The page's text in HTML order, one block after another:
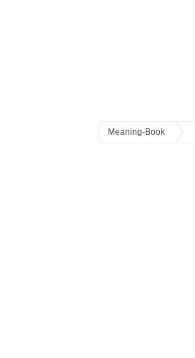
Meaning-Book